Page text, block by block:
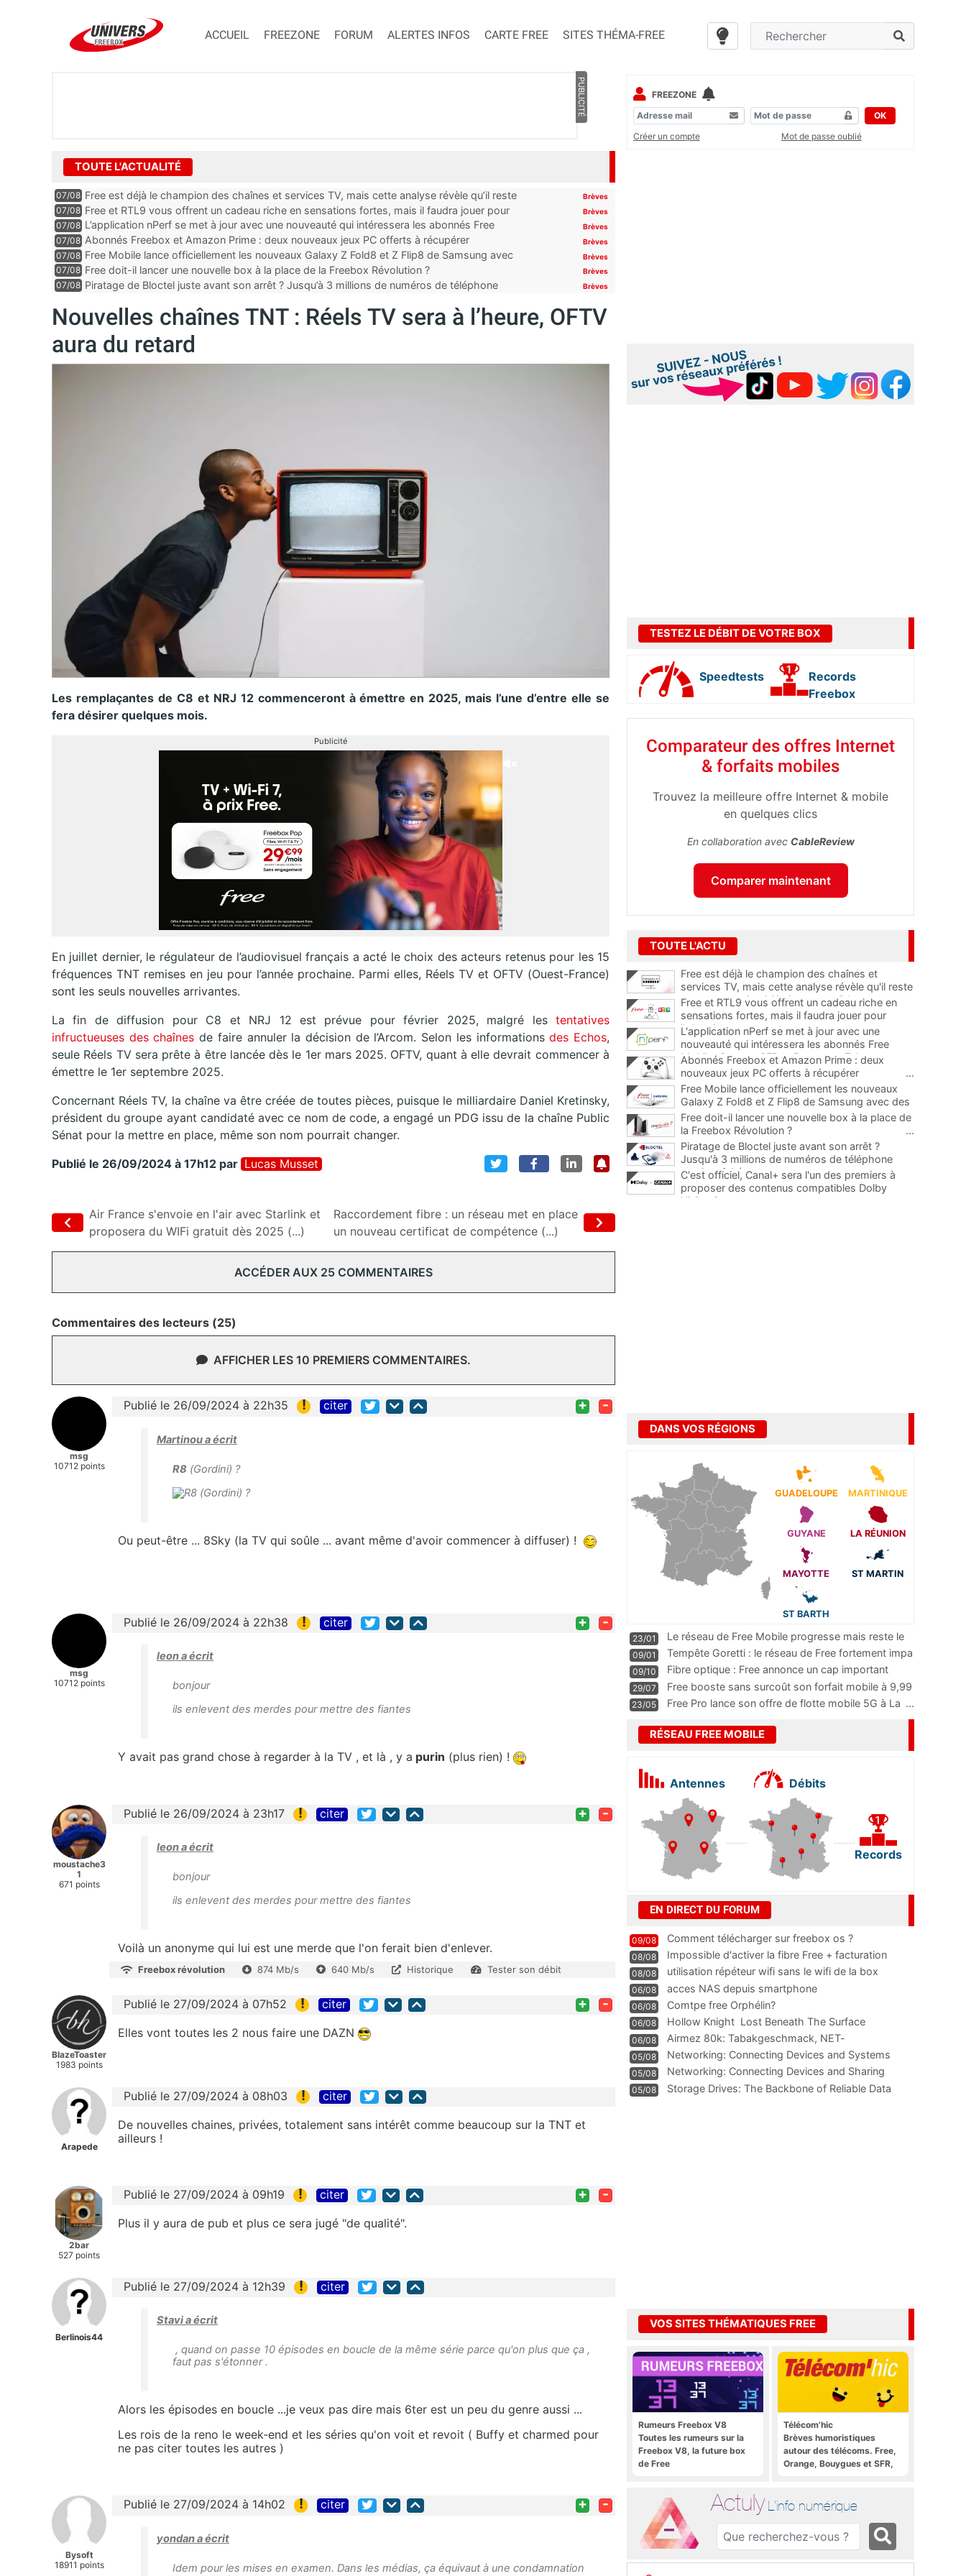
ACCUEIL FREEZONE FORUM ALERTES INFOS CARTE FREE SITES THÉMA-FREE
PUBLICITÉ
TOUTE L'ACTUALITÉ
07/08 Free est déjà le champion des chaînes et services TV, mais cette analyse révèle qu’il reste
encore au moin...
Brèves
07/08 Free et RTL9 vous offrent un cadeau riche en sensations fortes, mais il faudra jouer pour
l’obtenir
Brèves
07/08 L’application nPerf se met à jour avec une nouveauté qui intéressera les abonnés Free
Mobile, Orange, SFR ...
Brèves
07/08 Abonnés Freebox et Amazon Prime : deux nouveaux jeux PC offerts à récupérer Brèves
07/08 Free Mobile lance officiellement les nouveaux Galaxy Z Fold8 et Z Flip8 de Samsung avec
des promos et des cadeaux
Brèves
07/08 Free doit-il lancer une nouvelle box à la place de la Freebox Révolution ? Brèves
07/08 Piratage de Bloctel juste avant son arrêt ? Jusqu’à 3 millions de numéros de téléphone
Brèves
Nouvelles chaînes TNT : Réels TV sera à l’heure, OFTV
aura du retard
Les remplaçantes de C8 et NRJ 12 commenceront à émettre en 2025, mais l’une d’entre elle se
fera désirer quelques mois.
Publicité
En juillet dernier, le régulateur de l’audiovisuel français a acté le choix des acteurs retenus pour les 15
fréquences TNT remises en jeu pour l’année prochaine. Parmi elles, Réels TV et OFTV (Ouest-France)
sont les seuls nouvelles arrivantes.
La fin de diffusion pour C8 et NRJ 12 est prévue pour février 2025, malgré les tentatives
infructueuses des chaînes de faire annuler la décision de l’Arcom. Selon les informationsdes Echos,
seule Réels TV sera prête à être lancée dès le 1er mars 2025. OFTV, quant à elle devrait commencer à
émettre le 1er septembre 2025.
Concernant Réels TV, la chaîne va être créée de toutes pièces, puisque le milliardaire Daniel Kretinsky,
président du groupe ayant candidaté avec ce nom de code, a engagé un PDG issu de la chaîne Public
Sénat pour la mettre en place, même son nom pourrait changer.
Publié le 26/09/2024 à 17h12 par Lucas Musset
Air France s'envoie en l'air avec Starlink et
proposera du WIFi gratuit dès 2025 (...)
Raccordement fibre : un réseau met en place
un nouveau certificat de compétence (...)
ACCÉDER AUX 25 COMMENTAIRES
Commentaires des lecteurs (25)
AFFICHER LES 10 PREMIERS COMMENTAIRES.
msg
10712 points
Publié le 26/09/2024 à 22h35 ! citer + -
Martinou a écrit
R8 (Gordini) ?
Ou peut-être ... 8Sky (la TV qui soûle ... avant même d'avoir commencer à diffuser) !
msg
10712 points
Publié le 26/09/2024 à 22h38 ! citer + -
leon a écrit
bonjour
ils enlevent des merdes pour mettre des fiantes
Y avait pas grand chose à regarder à la TV , et là , y a purin (plus rien) !
moustache3
1
671 points
Publié le 26/09/2024 à 23h17 ! citer + -
leon a écrit
bonjour
ils enlevent des merdes pour mettre des fiantes
Voilà un anonyme qui lui est une merde que l'on ferait bien d'enlever.
Freebox révolution 874 Mb/s 640 Mb/s Historique Tester son débit
BlazeToaster
1983 points
Publié le 27/09/2024 à 07h52 ! citer + -
Elles vont toutes les 2 nous faire une DAZN
Arapede
Publié le 27/09/2024 à 08h03 ! citer
De nouvelles chaines, privées, totalement sans intérêt comme beaucoup sur la TNT et
ailleurs !
2bar
527 points
Publié le 27/09/2024 à 09h19 ! citer + -
Plus il y aura de pub et plus ce sera jugé "de qualité".
Berlinois44
Publié le 27/09/2024 à 12h39 ! citer
Stavi a écrit
, quand on passe 10 épisodes en boucle de la même série parce qu'on plus que ça ,
faut pas s'étonner .
Alors les épisodes en boucle ...je veux pas dire mais 6ter est un peu du genre aussi ...
Les rois de la reno le week-end et les séries qu'on voit et revoit ( Buffy et charmed pour
ne pas citer toutes les autres )
Bysoft
18911 points
Publié le 27/09/2024 à 14h02 ! citer + -
yondan a écrit
Idem pour les mises en examen. Dans les médias, ça équivaut à une condamnation
FREEZONE
OK
Créer un compte
Mot de passe oublié
TESTEZ LE DÉBIT DE VOTRE BOX
Speedtests
Records
Freebox
Comparateur des offres Internet
& forfaits mobiles
Trouvez la meilleure offre Internet & mobile
en quelques clics
En collaboration avec CableReview
Comparer maintenant
TOUTE L'ACTU
Free est déjà le champion des chaînes et
services TV, mais cette analyse révèle qu'il reste
encore au moins 141 ajouts possibles
Free et RTL9 vous offrent un cadeau riche en
sensations fortes, mais il faudra jouer pour
l'obtenir
L'application nPerf se met à jour avec une
nouveauté qui intéressera les abonnés Free
Mobile, Orange, SFR et Bouygues Telecom
Abonnés Freebox et Amazon Prime : deux
nouveaux jeux PC offerts à récupérer
...
Free Mobile lance officiellement les nouveaux
Galaxy Z Fold8 et Z Flip8 de Samsung avec des
promos et des cadeaux
...
Free doit-il lancer une nouvelle box à la place de
la Freebox Révolution ?
...
Piratage de Bloctel juste avant son arrêt ?
Jusqu'à 3 millions de numéros de téléphone
auraient fuité
C'est officiel, Canal+ sera l'un des premiers à
proposer des contenus compatibles Dolby
Vision 2
DANS VOS RÉGIONS
GUADELOUPE MARTINIQUE
GUYANE LA RÉUNION
MAYOTTE ST MARTIN
ST BARTH
23/01
Le réseau de Free Mobile progresse mais reste le
m
...
09/01
Tempête Goretti : le réseau de Free fortement impa
09/10
Fibre optique : Free annonce un cap important
pass
...
29/07
Free booste sans surcoût son forfait mobile à 9,99
23/05 Free Pro lance son offre de flotte mobile 5G à La ...
RÉSEAU FREE MOBILE
Antennes Débits
Records
EN DIRECT DU FORUM
09/08 Comment télécharger sur freebox os ?
08/08
Impossible d'activer la fibre Free + facturation
résiliation
08/08 utilisation répéteur wifi sans le wifi de la box
06/08 acces NAS depuis smartphone
06/08 Comtpe free Orphélin?
06/08 Hollow Knight  Lost Beneath The Surface
06/08
Airmez 80k: Tabakgeschmack, NET-
Technologie und Leistung im
05/08 Networking: Connecting Devices and Systems
05/08
Networking: Connecting Devices and Sharing
Information
05/08
Storage Drives: The Backbone of Reliable Data
VOS SITES THÉMATIQUES FREE
Rumeurs Freebox V8
Toutes les rumeurs sur la
Freebox V8, la future box
de Free
Télécom'hic
Brèves humoristiques
autour des télécoms. Free,
Orange, Bouygues et SFR,
Actuly L'info numérique